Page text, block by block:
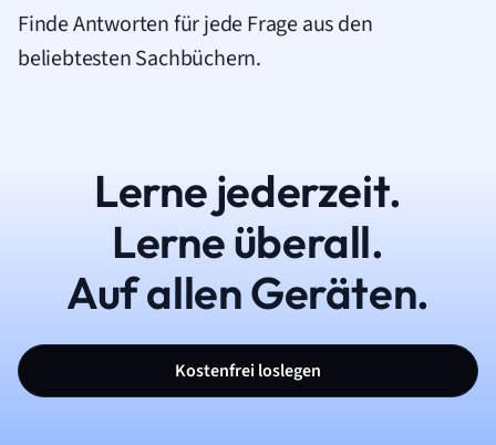
Finde Antworten für jede Frage aus den
beliebtesten Sachbüchern.
Lerne jederzeit.
Lerne überall.
Auf allen Geräten.
Kostenfrei loslegen